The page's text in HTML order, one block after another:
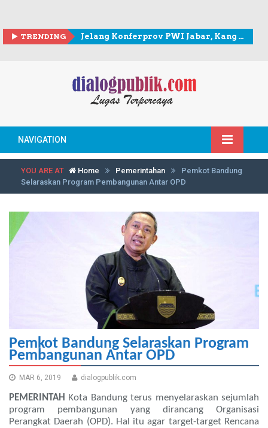
TRENDING Jelang Konferprov PWI Jabar, Kang Andy berkunjung ke Sekretariat PWI Kota Bogor
NAVIGATION
YOU ARE AT Home Pemerintahan
Pemkot Bandung
Selaraskan Program Pembangunan Antar OPD
Pemkot Bandung Selaraskan Program
Pembangunan Antar OPD
MAR 6, 2019 dialogpublik.com
PEMERINTAH Kota Bandung terus menyelaraskan sejumlah
program pembangunan yang dirancang Organisasi
Perangkat Daerah (OPD). Hal itu agar target-target Rencana